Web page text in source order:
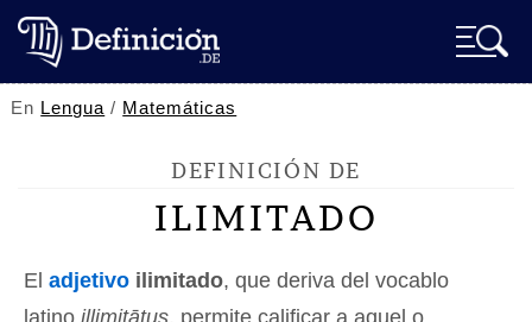
En Lengua / Matemáticas
DEFINICIÓN DE
ILIMITADO
El adjetivo ilimitado, que deriva del vocablo
latino illimitātus, permite calificar a aquel o